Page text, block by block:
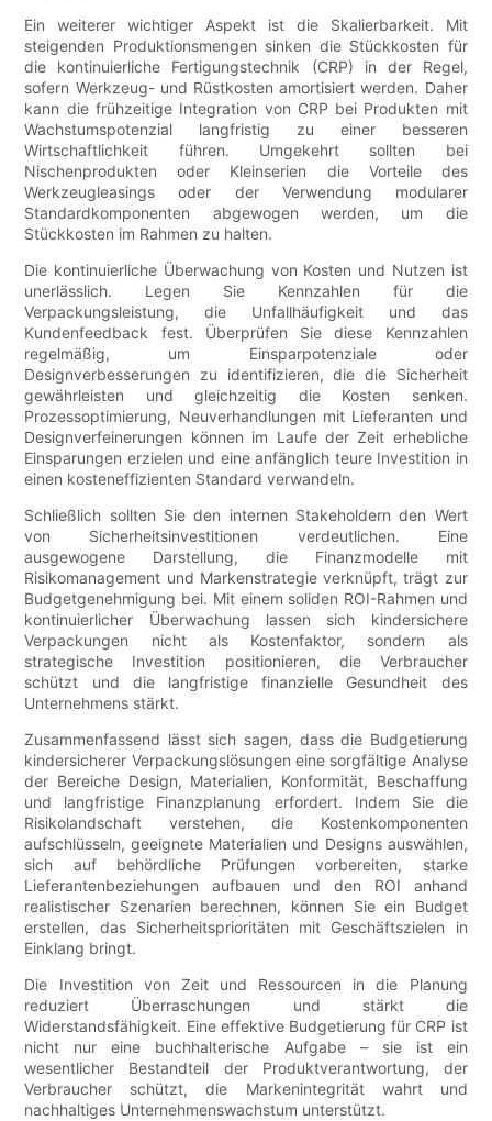
Ein weiterer wichtiger Aspekt ist die Skalierbarkeit. Mit
steigenden Produktionsmengen sinken die Stückkosten für
die kontinuierliche Fertigungstechnik (CRP) in der Regel,
sofern Werkzeug- und Rüstkosten amortisiert werden. Daher
kann die frühzeitige Integration von CRP bei Produkten mit
Wachstumspotenzial langfristig zu einer besseren
Wirtschaftlichkeit führen. Umgekehrt sollten bei
Nischenprodukten oder Kleinserien die Vorteile des
Werkzeugleasings oder der Verwendung modularer
Standardkomponenten abgewogen werden, um die
Stückkosten im Rahmen zu halten.
Die kontinuierliche Überwachung von Kosten und Nutzen ist
unerlässlich. Legen Sie Kennzahlen für die
Verpackungsleistung, die Unfallhäufigkeit und das
Kundenfeedback fest. Überprüfen Sie diese Kennzahlen
regelmäßig, um Einsparpotenziale oder
Designverbesserungen zu identifizieren, die die Sicherheit
gewährleisten und gleichzeitig die Kosten senken.
Prozessoptimierung, Neuverhandlungen mit Lieferanten und
Designverfeinerungen können im Laufe der Zeit erhebliche
Einsparungen erzielen und eine anfänglich teure Investition in
einen kosteneffizienten Standard verwandeln.
Schließlich sollten Sie den internen Stakeholdern den Wert
von Sicherheitsinvestitionen verdeutlichen. Eine
ausgewogene Darstellung, die Finanzmodelle mit
Risikomanagement und Markenstrategie verknüpft, trägt zur
Budgetgenehmigung bei. Mit einem soliden ROI-Rahmen und
kontinuierlicher Überwachung lassen sich kindersichere
Verpackungen nicht als Kostenfaktor, sondern als
strategische Investition positionieren, die Verbraucher
schützt und die langfristige finanzielle Gesundheit des
Unternehmens stärkt.
Zusammenfassend lässt sich sagen, dass die Budgetierung
kindersicherer Verpackungslösungen eine sorgfältige Analyse
der Bereiche Design, Materialien, Konformität, Beschaffung
und langfristige Finanzplanung erfordert. Indem Sie die
Risikolandschaft verstehen, die Kostenkomponenten
aufschlüsseln, geeignete Materialien und Designs auswählen,
sich auf behördliche Prüfungen vorbereiten, starke
Lieferantenbeziehungen aufbauen und den ROI anhand
realistischer Szenarien berechnen, können Sie ein Budget
erstellen, das Sicherheitsprioritäten mit Geschäftszielen in
Einklang bringt.
Die Investition von Zeit und Ressourcen in die Planung
reduziert Überraschungen und stärkt die
Widerstandsfähigkeit. Eine effektive Budgetierung für CRP ist
nicht nur eine buchhalterische Aufgabe – sie ist ein
wesentlicher Bestandteil der Produktverantwortung, der
Verbraucher schützt, die Markenintegrität wahrt und
nachhaltiges Unternehmenswachstum unterstützt.